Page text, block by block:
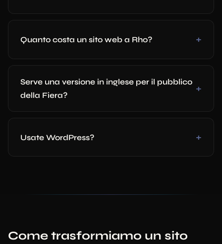
Quanto costa un sito web a Rho?
Serve una versione in inglese per il pubblico
della Fiera?
Usate WordPress?
Come trasformiamo un sito